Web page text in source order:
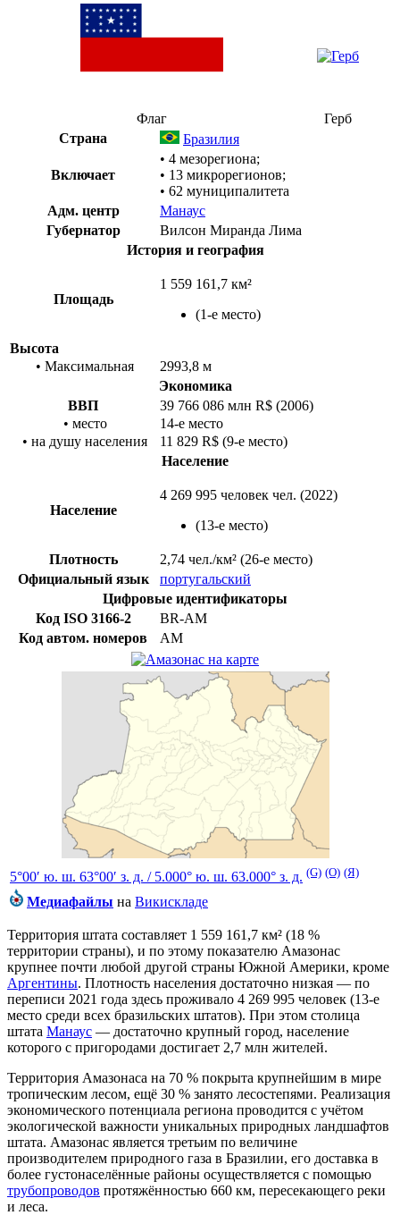
Флаг
Герб
Страна
Бразилия
Включает
• 4 мезорегиона;
• 13 микрорегионов;
• 62 муниципалитета
Адм. центр
Манаус
Губернатор
Вилсон Миранда Лима
История и география
Площадь
1 559 161,7 км²
(1-е место)
Высота
• Максимальная
2993,8 м
Экономика
ВВП
39 766 086 млн R$ (2006)
• место
14-е место
• на душу населения 11 829 R$ (9-е место)
Население
Население
4 269 995 человек чел. (2022)
(13-е место)
Плотность 2,74 чел./км² (26-е место)
Официальный язык
португальский
Цифровые идентификаторы
Код ISO 3166-2
BR-AM
Код автом. номеров
AM
5°00′ ю. ш. 63°00′ з. д. / 5.000° ю. ш. 63.000° з. д. (G) (O) (Я)
Медиафайлы на Викискладе
Территория штата составляет 1 559 161,7 км² (18 %
территории страны), и по этому показателю Амазонас
крупнее почти любой другой страны Южной Америки, кроме
Аргентины. Плотность населения достаточно низкая — по
переписи 2021 года здесь проживало 4 269 995 человек (13-е
место среди всех бразильских штатов). При этом столица
штата Манаус — достаточно крупный город, население
которого с пригородами достигает 2,7 млн жителей.
Территория Амазонаса на 70 % покрыта крупнейшим в мире
тропическим лесом, ещё 30 % занято лесостепями. Реализация
экономического потенциала региона проводится с учётом
экологической важности уникальных природных ландшафтов
штата. Амазонас является третьим по величине
производителем природного газа в Бразилии, его доставка в
более густонаселённые районы осуществляется с помощью
трубопроводов протяжённостью 660 км, пересекающего реки
и леса.